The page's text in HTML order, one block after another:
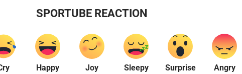
SPORTUBE REACTION
Happy Joy Sleepy Surprise Angry